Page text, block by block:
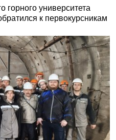
горного университета
к первокурсникам